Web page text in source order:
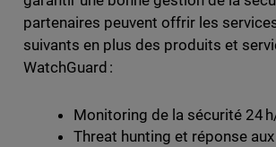
partenaires peuvent offrir les
suivants en plus des produits et
WatchGuard :
Monitoring de la sécurité 24
Threat hunting et réponse